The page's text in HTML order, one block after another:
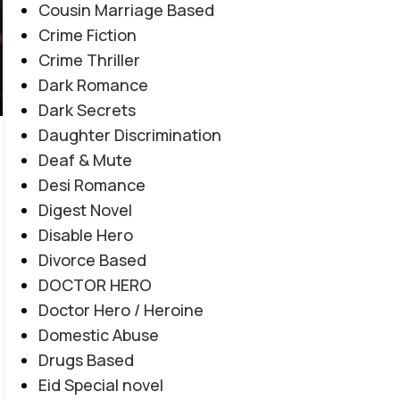
EMOTIONAL LOVE STORY
MULTIPLE COUPLE BASE
REVENGE BASED
Amanat E Ishq By Noor Malik
Posted by
"میں تمہیں چھوڑ کر نہیں جاؤں گا... تم میری زندگی ہو،
میری آخری دعا ہو۔" "کچھ محبتیں جان مانگتی نہیں... خود
جان بن جاتی ہیں۔" "عشق جب امانت بن جائے، تو
CONTINUE READING
Cousin Marriage Based
Crime Fiction
Crime Thriller
Dark Romance
Dark Secrets
Daughter Discrimination
Deaf & Mute
Desi Romance
Digest Novel
Disable Hero
Divorce Based
DOCTOR HERO
Doctor Hero / Heroine
Domestic Abuse
Drugs Based
Eid Special novel